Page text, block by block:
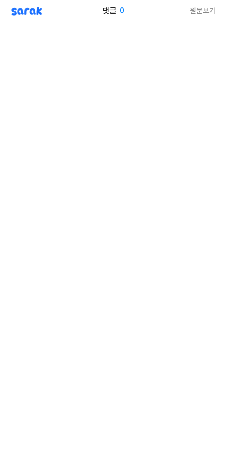
sarak 댓글 0 원문보기